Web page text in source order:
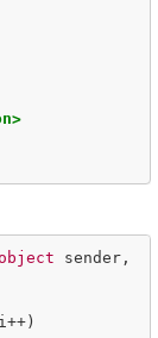
sender,
i ++)